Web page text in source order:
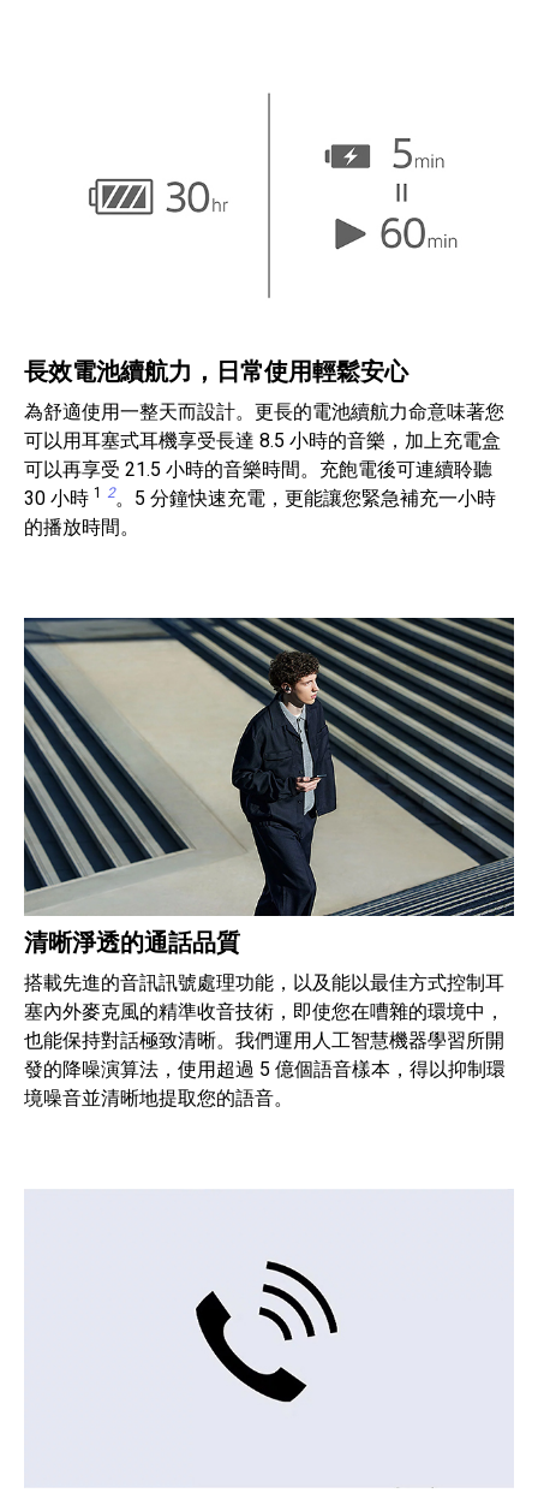
長效電池續航力，日常使用輕鬆安心
為舒適使用一整天而設計。更長的電池續航力命意味著您
可以用耳塞式耳機享受長達 8.5 小時的音樂，加上充電盒
可以再享受 21.5 小時的音樂時間。充飽電後可連續聆聽
30 小時 1 2。5 分鐘快速充電，更能讓您緊急補充一小時
的播放時間。
清晰淨透的通話品質
搭載先進的音訊訊號處理功能，以及能以最佳方式控制耳
塞內外麥克風的精準收音技術，即使您在嘈雜的環境中，
也能保持對話極致清晰。我們運用人工智慧機器學習所開
發的降噪演算法，使用超過 5 億個語音樣本，得以抑制環
境噪音並清晰地提取您的語音。